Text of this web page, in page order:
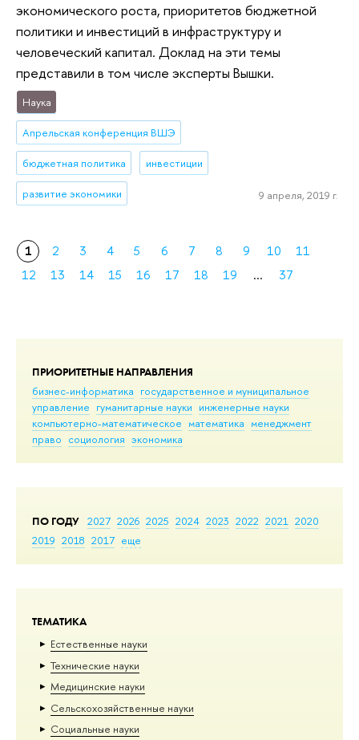
ПРИОРИТЕТНЫЕ НАПРАВЛЕНИЯ
бизнес-информатика государственное и муниципальное
управление гуманитарные науки инженерные науки
компьютерно-математическое математика менеджмент
право социология экономика
ПО ГОДУ 2027 2026 2025 2024 2023 2022 2021 2020
2019 2018 2017 еще
ТЕМАТИКА
Естественные науки
Тех­ничес­кие науки
Медицинские науки
Сельскохозяйственные науки
Социальные науки
экономического роста, приоритетов бюджетной
политики и инвестиций в инфраструктуру и
человеческий капитал. Доклад на эти темы
представили в том числе эксперты Вышки.
Наука
Апрельская конференция ВШЭ
бюджетная политика инвестиции
развитие экономики 9 апреля, 2019 г.
1 2 3 4 5 6 7 8 9 10
11
12
13 14 15 16 17 18 19 ... 37